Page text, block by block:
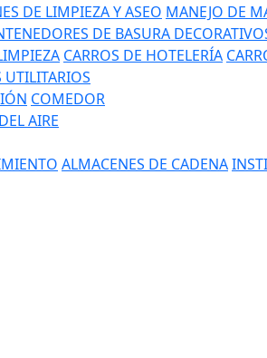
DE LIMPIEZA Y ASEO MANEJO DE
DE BASURA
CARROS DE HOTELERÍA
UTILITARIOS
COMEDOR
AIRE
ALMACENES DE CADENA